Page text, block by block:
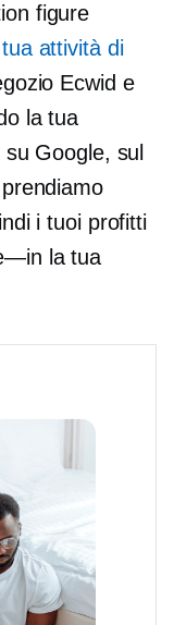
figure
attività di
Ecwid e
la tua
Google, sul
i tuoi profitti
la tua